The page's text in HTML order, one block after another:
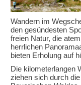
Wandern im
den gesündesten
freien Natur, die
herrlichen
bieten Erholung auf
Die kilometerlangen
ziehen sich durch